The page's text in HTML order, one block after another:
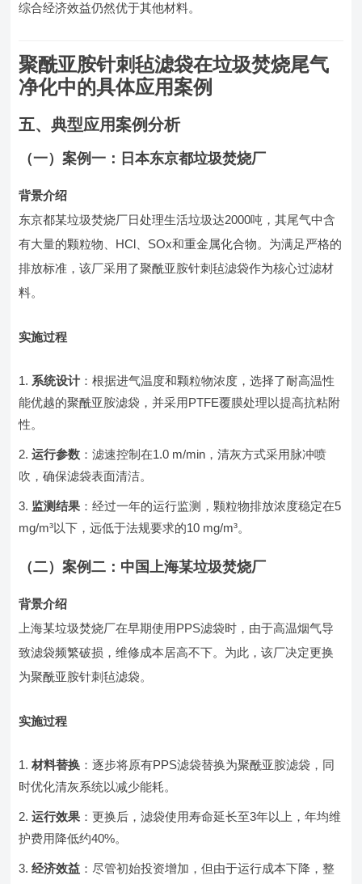
综合经济效益仍然优于其他材料。
聚酰亚胺针刺毡滤袋在垃圾焚烧尾气
净化中的具体应用案例
五、典型应用案例分析
（一）案例一：日本东京都垃圾焚烧厂
背景介绍
东京都某垃圾焚烧厂日处理生活垃圾达2000吨，其尾气中含
有大量的颗粒物、HCl、SOx和重金属化合物。为满足严格的
排放标准，该厂采用了聚酰亚胺针刺毡滤袋作为核心过滤材
料。
实施过程
系统设计：根据进气温度和颗粒物浓度，选择了耐高温性
能优越的聚酰亚胺滤袋，并采用PTFE覆膜处理以提高抗粘附
性。
运行参数 ：滤速控制在1.0 m/min，清灰方式采用脉冲喷
吹，确保滤袋表面清洁。
监测结果 ：经过一年的运行监测，颗粒物排放浓度稳定在5
mg/m³以下，远低于法规要求的10 mg/m³。
（二）案例二：中国上海某垃圾焚烧厂
背景介绍
上海某垃圾焚烧厂在早期使用PPS滤袋时，由于高温烟气导
致滤袋频繁破损，维修成本居高不下。为此，该厂决定更换
为聚酰亚胺针刺毡滤袋。
实施过程
材料替换 ：逐步将原有PPS滤袋替换为聚酰亚胺滤袋，同
时优化清灰系统以减少能耗。
运行效果 ：更换后，滤袋使用寿命延长至3年以上，年均维
护费用降低约40%。
经济效益 ：尽管初始投资增加，但由于运行成本下降，整